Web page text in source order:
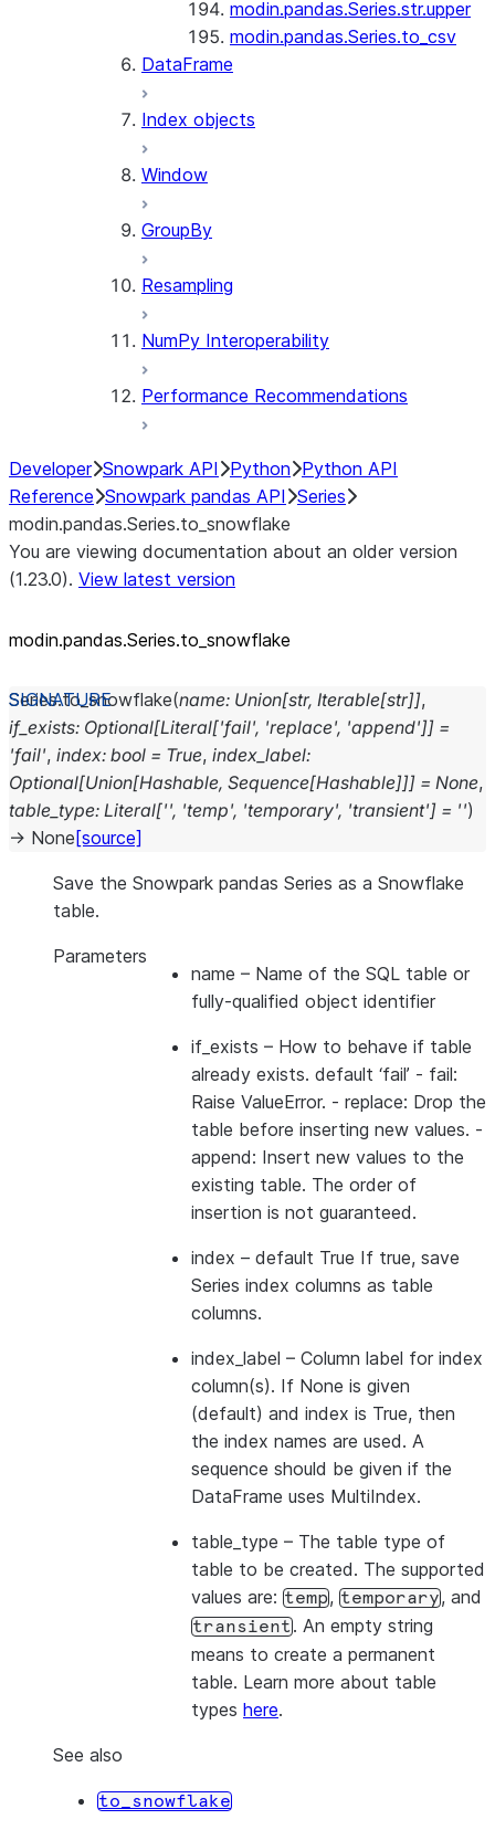
modin.pandas.Series.str.upper
modin.pandas.Series.to_csv
DataFrame
Index objects
Window
GroupBy
Resampling
NumPy Interoperability
Performance Recommendations
Developer Snowpark API Python Python API
Reference Snowpark pandas API Series
modin.pandas.Series.to_snowflake
You are viewing documentation about an older version
(1.23.0). View latest version
modin.pandas.Series.to_ snowflake
Series.to_snowflake(name: Union[str, Iterable[str]],
if_exists: Optional[Literal['fail', 'replace', 'append']] =
'fail', index: bool = True, index_label:
Optional[Union[Hashable, Sequence[Hashable]]] = None,
table_type: Literal['', 'temp', 'temporary', 'transient'] = '')
→ None [source]
Save the Snowpark pandas Series as a Snowflake
table.
Parameters
name – Name of the SQL table or
fully-qualified object identifier
if_exists – How to behave if table
already exists. default ‘fail’ - fail:
Raise ValueError. - replace: Drop the
table before inserting new values. -
append: Insert new values to the
existing table. The order of
insertion is not guaranteed.
index – default True If true, save
Series index columns as table
columns.
index_label – Column label for index
column(s). If None is given
(default) and index is True, then
the index names are used. A
sequence should be given if the
DataFrame uses MultiIndex.
table_type – The table type of
table to be created. The supported
values are: temp, temporary, and
transient. An empty string
means to create a permanent
table. Learn more about table
types here.
See also
to_snowflake